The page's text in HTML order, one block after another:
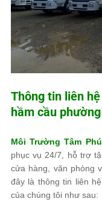
Thông tin liên hệ
hầm cầu
Môi Trường Tâm
phục vụ 24/7, hỗ trợ
cửa hàng, văn phòng
đây là thông tin liên
của chúng tôi như sau: